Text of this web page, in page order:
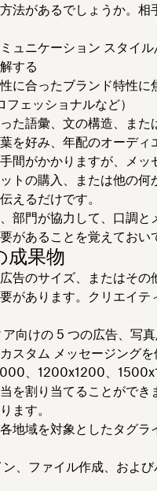
法があるでしょうか。
ュニケーション スタイ
する
に合ったブランド特性
ェッショナルなど）
た語彙、文の構造、ま
を好み、年配のオーディ
間がかかりますが、メ
トの購入、または他の
えるだけです。
部門が協力して、口調
があることを覚えておい
成果物
告のサイズ、またはそ
があります。クリエイ
ア向けの 5 つの広告、写
スタム メッセージング
、1200x1200、
を割り当てることがで
ます。
地域を対象としたタグ
、ファイル作成、およ